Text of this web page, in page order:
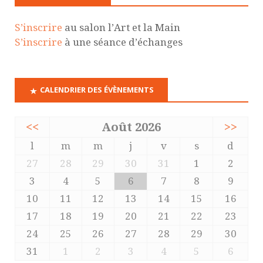
S’inscrire au salon l’Art et la Main
S’inscrire à une séance d’échanges
CALENDRIER DES ÉVÈNEMENTS
<< Août 2026 >>
l m m j v s
d
27
28 29 30 31 1
2
3
4 5 6 7 8
9
10
11 12 13 14 15
16
17
18 19 20 21 22
23
24
25 26 27 28 29
30
31
1 2 3 4 5 6